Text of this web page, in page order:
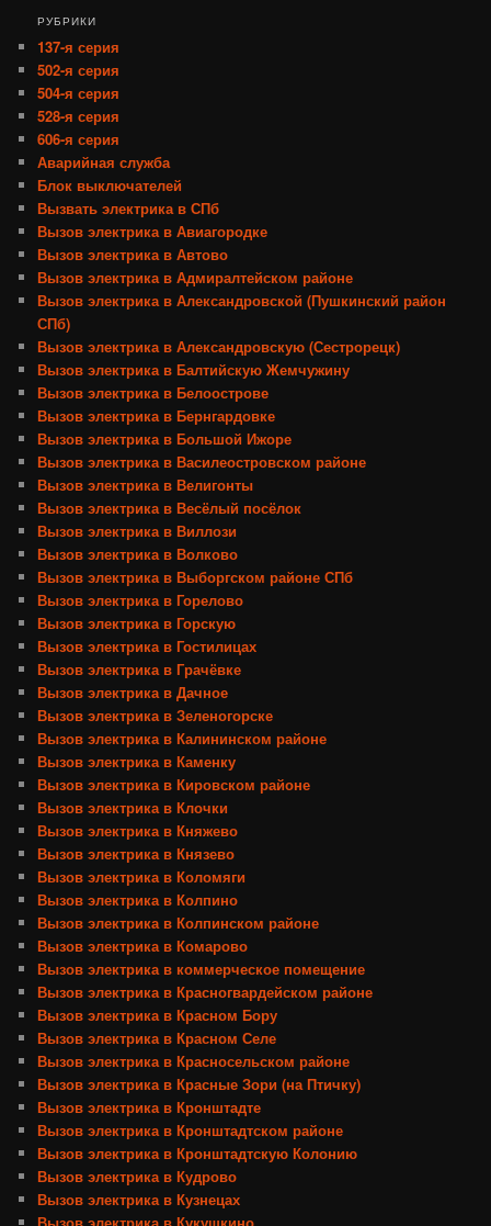
РУБРИКИ
137-я серия
502-я серия
504-я серия
528-я серия
606-я серия
Аварийная служба
Блок выключателей
Вызвать электрика в СПб
Вызов электрика в Авиагородке
Вызов электрика в Автово
Вызов электрика в Адмиралтейском районе
Вызов электрика в Александровской (Пушкинский район
СПб)
Вызов электрика в Александровскую (Сестрорецк)
Вызов электрика в Балтийскую Жемчужину
Вызов электрика в Белоострове
Вызов электрика в Бернгардовке
Вызов электрика в Большой Ижоре
Вызов электрика в Василеостровском районе
Вызов электрика в Велигонты
Вызов электрика в Весёлый посёлок
Вызов электрика в Виллози
Вызов электрика в Волково
Вызов электрика в Выборгском районе СПб
Вызов электрика в Горелово
Вызов электрика в Горскую
Вызов электрика в Гостилицах
Вызов электрика в Грачёвке
Вызов электрика в Дачное
Вызов электрика в Зеленогорске
Вызов электрика в Калининском районе
Вызов электрика в Каменку
Вызов электрика в Кировском районе
Вызов электрика в Клочки
Вызов электрика в Княжево
Вызов электрика в Князево
Вызов электрика в Коломяги
Вызов электрика в Колпино
Вызов электрика в Колпинском районе
Вызов электрика в Комарово
Вызов электрика в коммерческое помещение
Вызов электрика в Красногвардейском районе
Вызов электрика в Красном Бору
Вызов электрика в Красном Селе
Вызов электрика в Красносельском районе
Вызов электрика в Красные Зори (на Птичку)
Вызов электрика в Кронштадте
Вызов электрика в Кронштадтском районе
Вызов электрика в Кронштадтскую Колонию
Вызов электрика в Кудрово
Вызов электрика в Кузнецах